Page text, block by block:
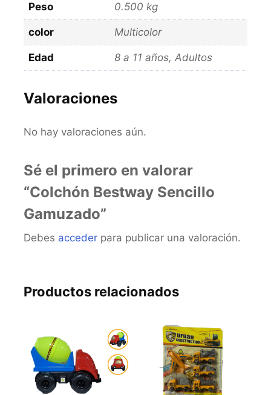
Peso 0.500 kg
color Multicolor
Edad 8 a 11 años, Adultos
Valoraciones
No hay valoraciones aún.
Sé el primero en valorar
“Colchón Bestway Sencillo
Gamuzado”
Debes acceder para publicar una valoración.
Productos relacionados